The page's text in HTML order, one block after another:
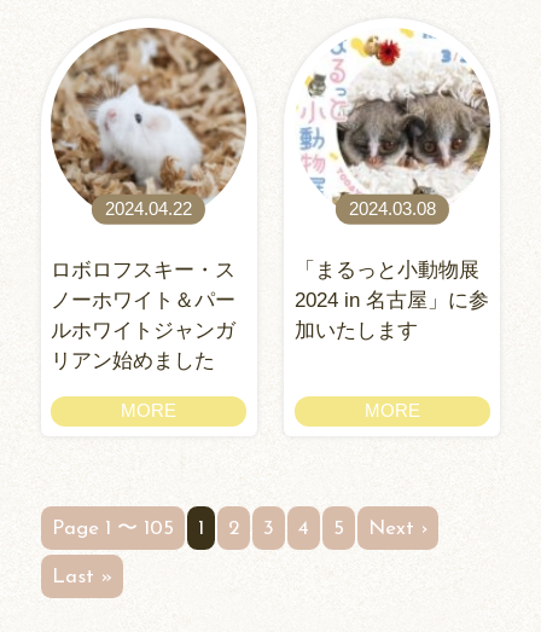
2024.04.22
ロボロフスキー・ス
ノーホワイト＆パー
ルホワイトジャンガ
リアン始めました
MORE
2024.03.08
「まるっと小動物展
2024 in 名古屋」に参
加いたします
MORE
Page 1 〜 105 1 2 3 4 5 Next ›
Last »